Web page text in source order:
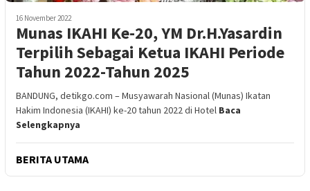
16 November 2022
Munas IKAHI Ke-20, YM Dr.H.Yasardin
Terpilih Sebagai Ketua IKAHI Periode
Tahun 2022-Tahun 2025
BANDUNG, detikgo.com – Musyawarah Nasional (Munas) Ikatan
Hakim Indonesia (IKAHI) ke-20 tahun 2022 di Hotel Baca
Selengkapnya
BERITA UTAMA